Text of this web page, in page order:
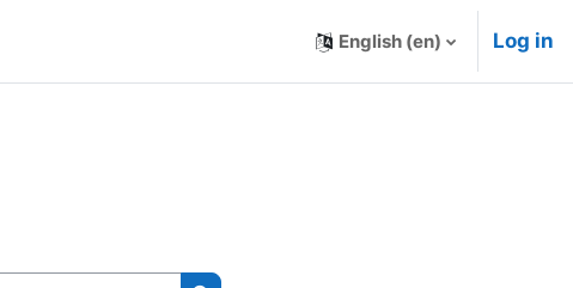
English ‎(en)‎ Log in